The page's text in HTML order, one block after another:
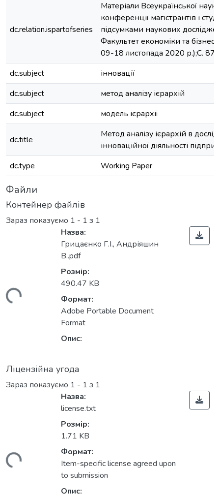
dc.relation.ispartofseries
Матеріали Всеукраїнської
конференції магістрантів і
підсумками наукових
Факультет економіки та
09-18 листопада 2020 р.);C. 87
dc.subject
інновації
dc.subject
метод аналізу ієрархій
dc.subject
модель ієрархії
dc.title
Метод аналізу ієрархій в
інноваційної діяльності
dc.type
Working Paper
Файли
Контейнер файлів
Зараз показуємо 1 - 1 з 1
Назва:
Грицаєнко Г.І., Андріяшин
В..pdf
Розмір:
490.47 KB
Формат:
Adobe Portable Document
Format
Опис:
Ліцензійна угода
Зараз показуємо 1 - 1 з 1
Назва:
license.txt
Розмір:
1.71 KB
Формат:
Item-specific license agreed upon
to submission
Опис: